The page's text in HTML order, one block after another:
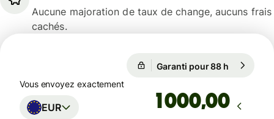
Aucune majoration de taux de change, aucuns frais
cachés.
Garanti pour 88 h
Vous envoyez exactement
EUR ,00